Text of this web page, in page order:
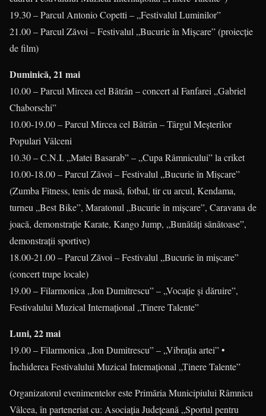
19.30 – Parcul Antonio Copetti – „Festivalul Luminilor”
21.00 – Parcul Zăvoi – Festivalul „Bucurie în Mişcare” (proiecţie
de film)
Duminică, 21 mai
10.00 – Parcul Mircea cel Bătrân – concert al Fanfarei „Gabriel
Chaborschi”
10.00-19.00 – Parcul Mircea cel Bătrân – Târgul Meşterilor
Populari Vâlceni
10.30 – C.N.I. „Matei Basarab” – „Cupa Râmnicului” la criket
10.00-18.00 – Parcul Zăvoi – Festivalul „Bucurie în Mişcare”
(Zumba Fitness, tenis de masă, fotbal, tir cu arcul, Kendama,
turneu „Best Bike”, Maratonul „Bucurie în mişcare”, Caravana de
joacă, demonstraţie Karate, Kango Jump, „Bunătăţi sănătoase”,
demonstraţii sportive)
18.00-21.00 – Parcul Zăvoi – Festivalul „Bucurie în mişcare”
(concert trupe locale)
19.00 – Filarmonica „Ion Dumitrescu” – „Vocaţie şi dăruire”,
Festivalului Muzical Internaţional „Tinere Talente”
Luni, 22 mai
19.00 – Filarmonica „Ion Dumitrescu” – „Vibraţia artei” •
Închiderea Festivalului Muzical Internaţional „Tinere Talente”
Organizatorul evenimentelor este Primăria Municipiului Râmnicu
Vâlcea, în parteneriat cu: Asociaţia Judeţeană „Sportul pentru